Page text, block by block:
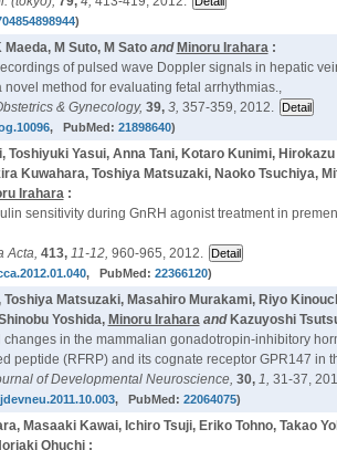
)
M Suto, M Satoand Minoru Irahara:
of pulsed wave Doppler signals in hepatic
novel method for evaluating fetal arrhythmias.,
& Gynecology, 39, 3, 357-359, 2012.
, PubMed: 21898640)
Toshiyuki Yasui, Anna Tani, Kotaro Kunimi,
Kuwahara, Toshiya Matsuzaki, Naoko Tsuchiya,
Irahara:
sensitivity during GnRH agonist treatment in
Acta, 413, 11-12, 960-965, 2012.
, PubMed: 22366120)
Toshiya Matsuzaki, Masahiro Murakami, Riyo
Yoshida, Minoru Iraharaand Kazuyoshi
changes in the mammalian gonadotropin-inhibitory
peptide (RFRP) and its cognate receptor GPR147 in
of Developmental Neuroscience, 30, 1, 31-37,
, PubMed: 22064075)
Masaaki Kawai, Ichiro Tsuji, Eriko Tohno, Takao
Ohuchi :